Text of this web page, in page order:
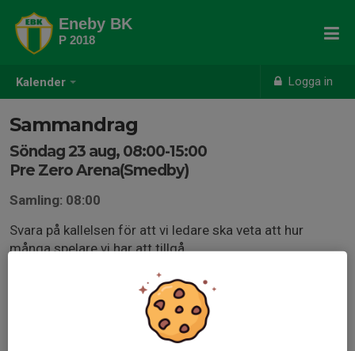
Kalender Logga in
Eneby BK
P 2018
Sammandrag
Söndag 23 aug, 08:00-15:00
Pre Zero Arena(Smedby)
Samling: 08:00
Svara på kallelsen för att vi ledare ska veta att hur
många spelare vi har att tillgå.
vecka innan aktiviteten.
Anmälan är öppen för lagets medlemmar.